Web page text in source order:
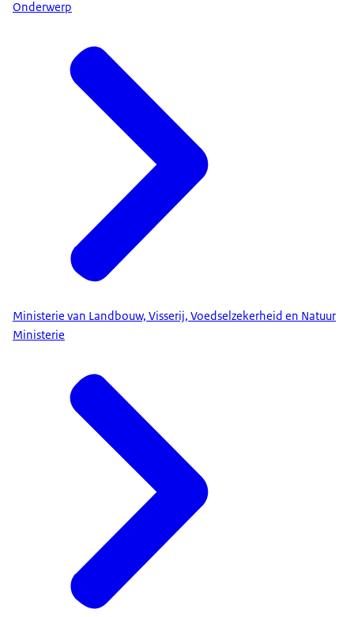
Onderwerp
Ministerie van Landbouw, Visserij, Voedselzekerheid en Natuur
Ministerie